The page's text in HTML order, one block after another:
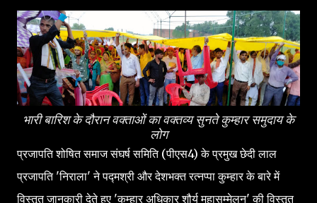
भारी बारिश के दौरान वक्ताओं का वक्तव्य सुनते कुम्हार समुदाय के
लोग
प्रजापति शोषित समाज संघर्ष समिति (पीएस4) के प्रमुख छेदी लाल
प्रजापति 'निराला' ने पद्मश्री और देशभक्त रत्नप्पा कुम्हार के बारे में
विस्तृत जानकारी देते हुए 'कुम्हार अधिकार शौर्य महासम्मेलन' की विस्तृत